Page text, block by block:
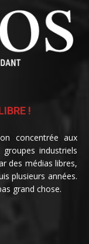
!
concentrée aux
industriels
des médias libres,
plusieurs années.
grand chose.